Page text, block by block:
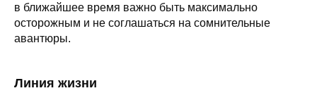
в ближайшее время важно быть максимально
осторожным и не соглашаться на сомнительные
авантюры.
Линия жизни